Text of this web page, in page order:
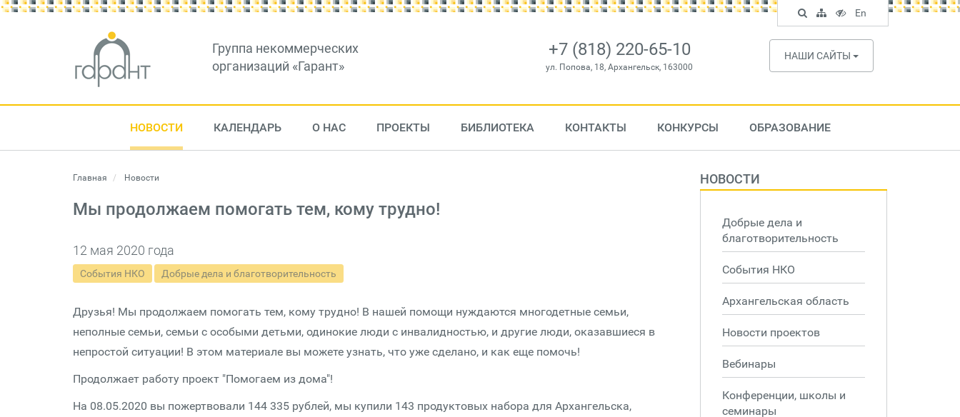
Группа некоммерческих
организаций «Гарант»
+7 (818) 220-65-10
ул. Попова, 18, Архангельск, 163000
НАШИ САЙТЫ
НОВОСТИ КАЛЕНДАРЬ О НАС ПРОЕКТЫ БИБЛИОТЕКА КОНТАКТЫ КОНКУРСЫ ОБРАЗОВАНИЕ
Главная Новости
Мы продолжаем помогать тем, кому трудно!
12 мая 2020 года
События НКО Добрые дела и благотворительность
Друзья! Мы продолжаем помогать тем, кому трудно! В нашей помощи нуждаются многодетные семьи,
неполные семьи, семьи с особыми детьми, одинокие люди с инвалидностью, и другие люди, оказавшиеся в
непростой ситуации! В этом материале вы можете узнать, что уже сделано, и как еще помочь!
Продолжает работу проект "Помогаем из дома"!
На 08.05.2020 вы пожертвовали 144 335 рублей, мы купили 143 продуктовых набора для Архангельска,
НОВОСТИ
Добрые дела и
благотворительность
События НКО
Архангельская область
Новости проектов
Вебинары
Конференции, школы и
семинары
Поиск
по
сайту
Карта
сайта
Версия
для
слабовидящих
En
English